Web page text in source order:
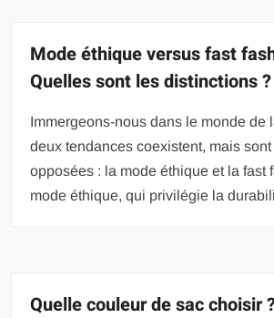
Mode éthique versus fast
Quelles sont les distinctions ?
Immergeons-nous dans le monde de
deux tendances coexistent, mais
opposées : la mode éthique et la fast
mode éthique, qui privilégie la
Quelle couleur de sac choisir